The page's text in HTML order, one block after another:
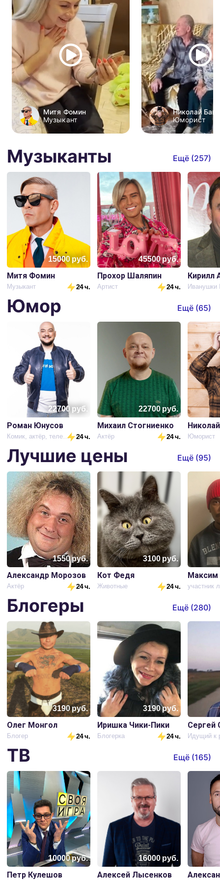
Митя Фомин
Музыкант
Николай
Юморист
Музыканты Ещё (257)
15000руб.
Митя Фомин
Музыкант 24 ч.
45500руб.
Прохор Шаляпин
Артист 24 ч.
Кирилл
Юмор Ещё (65)
22700 руб.
Роман Юнусов
Комик, актёр, телеведущий 24 ч.
22700руб.
Михаил Стогниенко
Актёр 24 ч. Юморист
Лучшие цены Ещё (95)
1550руб.
Александр Морозов
Актёр 24 ч.
3100руб.
Кот Федя
Животные 24 ч.
Максим
Блогеры Ещё (280)
3190руб.
Олег Монгол
Блогер 24 ч.
3190руб.
Иришка Чики-Пики
Блогерка 24 ч. Идущий к
ТВ Ещё (165)
10000руб.
Петр Кулешов
16000руб.
Алексей Лысенков